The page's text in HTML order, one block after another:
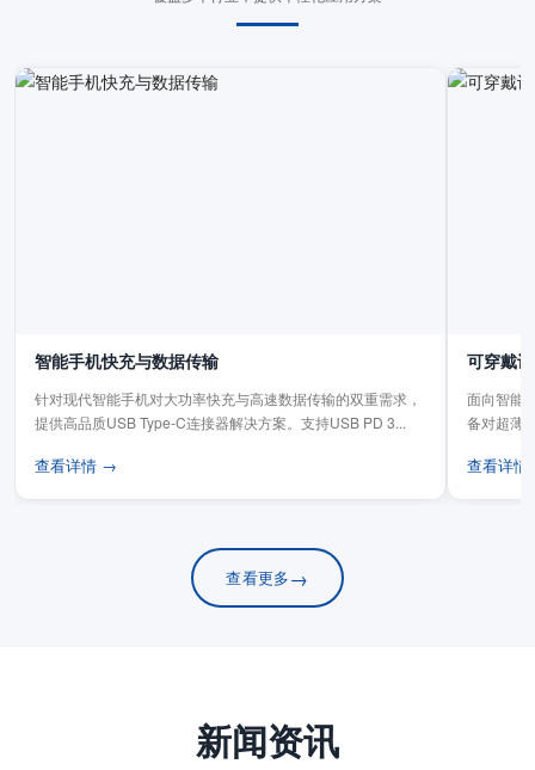
智能手机快充与数据传输
针对现代智能手机对大功率快充与高速数据传输的双重需求，
提供高品质USB Type-C连接器解决方案。支持USB PD 3...
查看详情 →
可穿戴
面向智能
备对超薄
查看详
查看更多→
新闻资讯